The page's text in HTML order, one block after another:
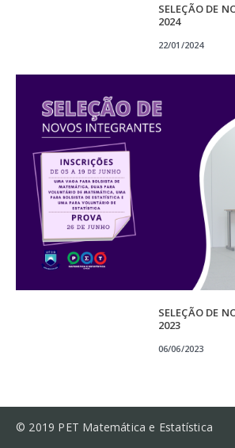
SELEÇÃO DE
2024
22/01/2024
SELEÇÃO DE
2023
06/06/2023
© 2019 PET Matemática e Estatística